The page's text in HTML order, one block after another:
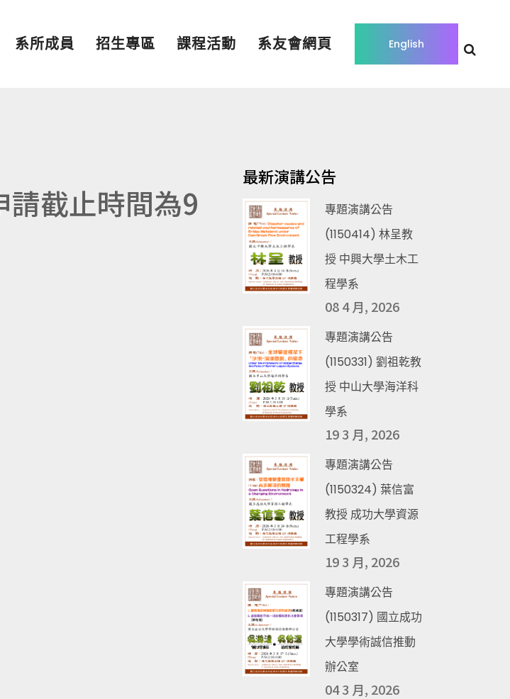
English
系所成員 招生專區 課程活動 系友會網頁
請截止時間為9
最新演講公告
專題演講公告
(1150414) 林呈教
授 中興大學土木工
程學系
08 4 月, 2026
專題演講公告
(1150331) 劉祖乾教
授 中山大學海洋科
學系
19 3 月, 2026
專題演講公告
(1150324) 葉信富
教授 成功大學資源
工程學系
19 3 月, 2026
專題演講公告
(1150317) 國立成功
大學學術誠信推動
辦公室
04 3 月, 2026